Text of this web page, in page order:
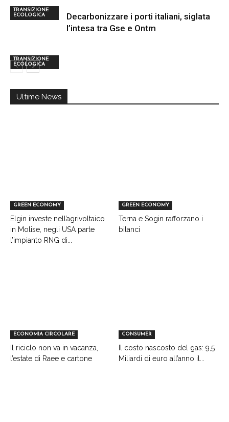
TRANSIZIONE
ECOLOGICA
TRANSIZIONE
ECOLOGICA
Decarbonizzare i porti italiani, siglata
l’intesa tra Gse e Ontm
Ultime News
GREEN ECONOMY
Elgin investe nell’agrivoltaico
in Molise, negli USA parte
l’impianto RNG di...
GREEN ECONOMY
Terna e Sogin rafforzano i
bilanci
ECONOMIA CIRCOLARE
Il riciclo non va in vacanza,
l’estate di Raee e cartone
CONSUMER
Il costo nascosto del gas: 9,5
Miliardi di euro all’anno il...